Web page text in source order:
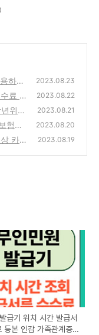
하고
2023.08.23
료 등
2023.08.22
위주
2023.08.21
험료
2023.08.20
카드
2023.08.19
급기 위치 시간 발급서
등본 인감 가족관계증